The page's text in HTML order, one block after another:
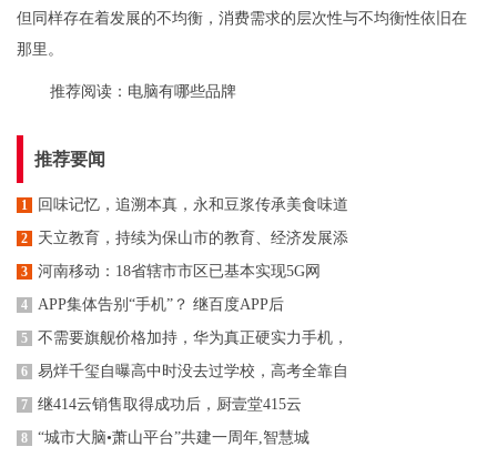
但同样存在着发展的不均衡，消费需求的层次性与不均衡性依旧在
那里。
推荐阅读： 电脑有哪些品牌
推荐要闻
1 回味记忆，追溯本真，永和豆浆传承美食味道
2 天立教育，持续为保山市的教育、经济发展添
3 河南移动：18省辖市市区已基本实现5G网
4 APP集体告别“手机”？ 继百度APP后
5 不需要旗舰价格加持，华为真正硬实力手机，
6 易烊千玺自曝高中时没去过学校，高考全靠自
7 继414云销售取得成功后，厨壹堂415云
8 “城市大脑•萧山平台”共建一周年,智慧城